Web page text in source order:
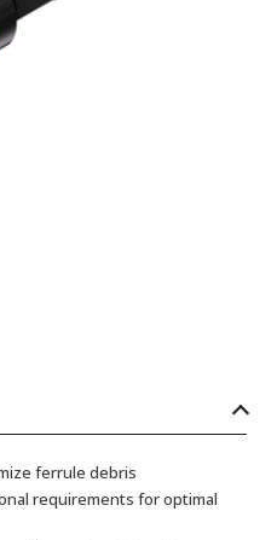
ferrule debris
requirements for optimal